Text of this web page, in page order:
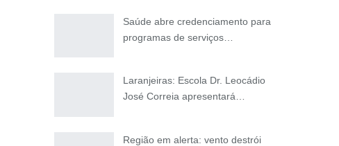
Saúde abre credenciamento para
programas de serviços…
Laranjeiras: Escola Dr. Leocádio
José Correia apresentará…
Região em alerta: vento destrói